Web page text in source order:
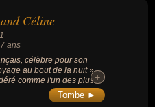
Céline
ans
célèbre pour son
au bout de la nuit »
comme l'un des plus
de la littérature française
un style elliptique
+
+
Tombe ►